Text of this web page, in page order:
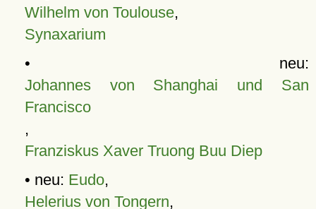
Wilhelm von Toulouse,
Synaxarium
• neu:
Johannes von Shanghai und San
Francisco
,
Franziskus Xaver Truong Buu Diep
• neu: Eudo,
Helerius von Tongern,